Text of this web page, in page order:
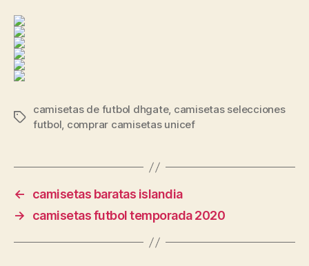
Etiquetas
camisetas de futbol dhgate, camisetas selecciones
futbol, comprar camisetas unicef
←
camisetas baratas islandia
→
camisetas futbol temporada 2020